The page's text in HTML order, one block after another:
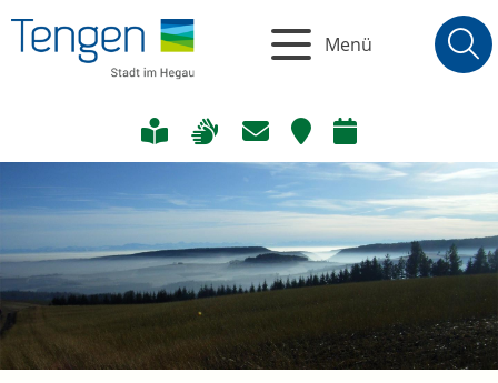
Menü